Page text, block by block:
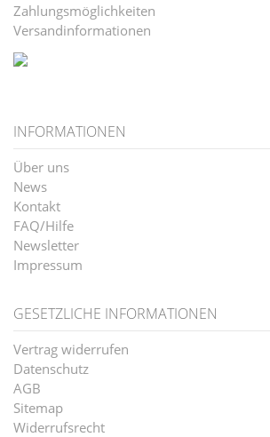
Zahlungsmöglichkeiten
Versandinformationen
INFORMATIONEN
Über uns
News
Kontakt
FAQ/Hilfe
Newsletter
Impressum
GESETZLICHE INFORMATIONEN
Vertrag widerrufen
Datenschutz
AGB
Sitemap
Widerrufsrecht